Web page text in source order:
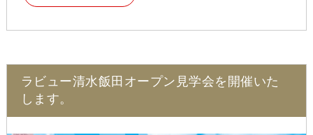
ラビュー清水飯田オープン見学会を開催いた
します。